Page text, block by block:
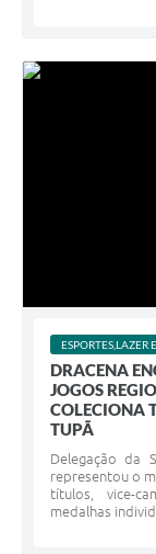
ESPORTES,LAZER
DRACENA
JOGOS
COLECIONA
TUPÃ
Delegação da
representou o
títulos, vice-
medalhas